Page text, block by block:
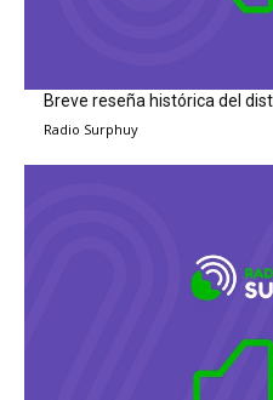
Breve reseña histórica del
Radio Surphuy